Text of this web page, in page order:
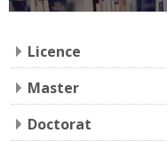
Licence
Master
Doctorat